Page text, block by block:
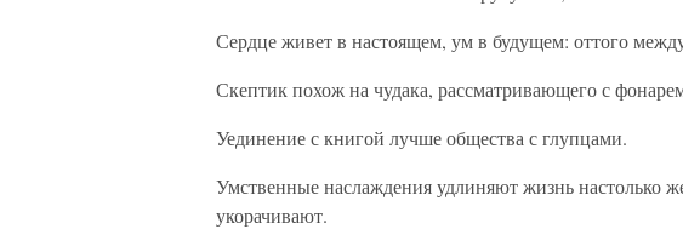
Сердце живет в настоящем, ум в будущем: оттого
Скептик похож на чудака, рассматривающего с
Уединение с книгой лучше общества с глупцами.
Умственные наслаждения удлиняют жизнь настолько
укорачивают.